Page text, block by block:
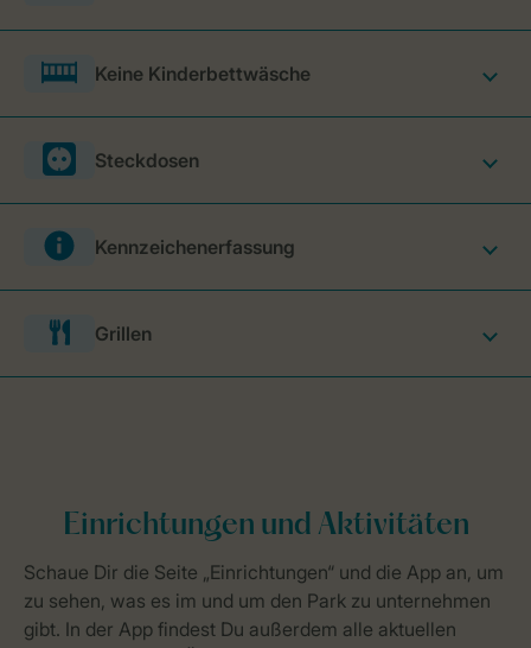
Keine Kinderbettwäsche
Steckdosen
Kennzeichenerfassung
Grillen